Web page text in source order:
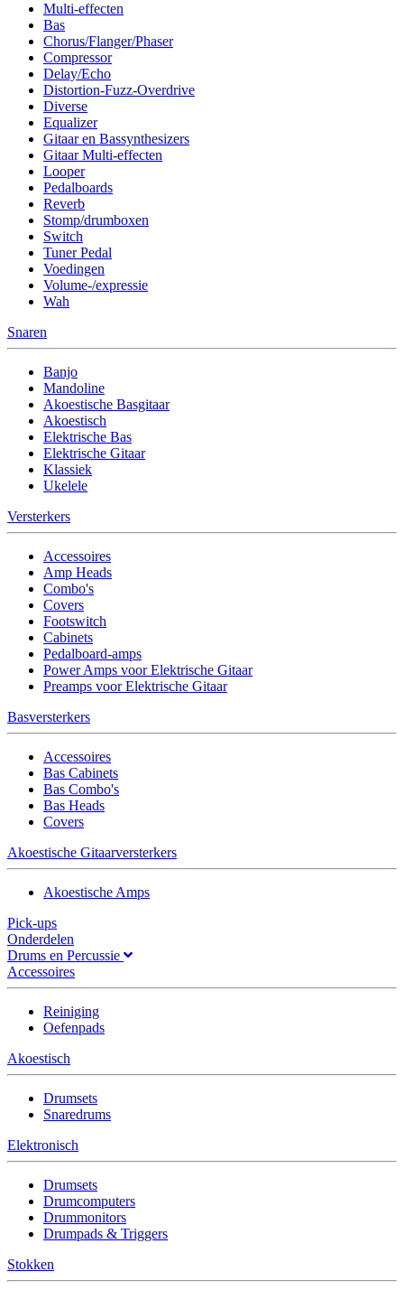
Multi-effecten
Bas
Chorus/Flanger/Phaser
Compressor
Delay/Echo
Distortion-Fuzz-Overdrive
Diverse
Equalizer
Gitaar en Bassynthesizers
Gitaar Multi-effecten
Looper
Pedalboards
Reverb
Stomp/drumboxen
Switch
Tuner Pedal
Voedingen
Volume-/expressie
Wah
Snaren
Banjo
Mandoline
Akoestische Basgitaar
Akoestisch
Elektrische Bas
Elektrische Gitaar
Klassiek
Ukelele
Versterkers
Accessoires
Amp Heads
Combo's
Covers
Footswitch
Cabinets
Pedalboard-amps
Power Amps voor Elektrische Gitaar
Preamps voor Elektrische Gitaar
Basversterkers
Accessoires
Bas Cabinets
Bas Combo's
Bas Heads
Covers
Akoestische Gitaarversterkers
Akoestische Amps
Pick-ups
Onderdelen
Drums en Percussie
Accessoires
Reiniging
Oefenpads
Akoestisch
Drumsets
Snaredrums
Elektronisch
Drumsets
Drumcomputers
Drummonitors
Drumpads & Triggers
Stokken